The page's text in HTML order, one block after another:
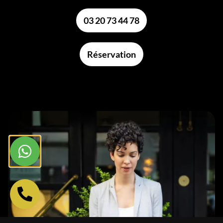
03 20 73 44 78
Réservation